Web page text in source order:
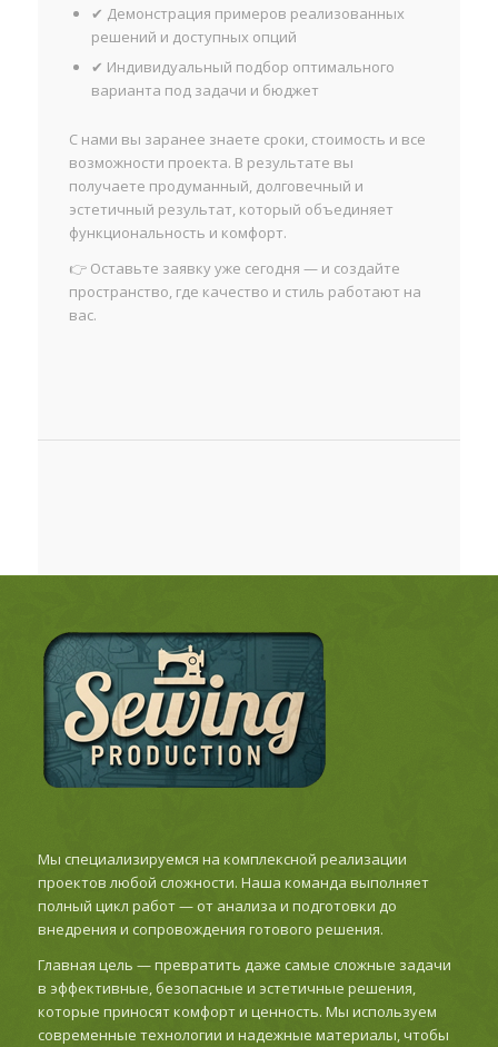
✔ Демонстрация примеров реализованных
решений и доступных опций
✔ Индивидуальный подбор оптимального
варианта под задачи и бюджет
С нами вы заранее знаете сроки, стоимость и все
возможности проекта. В результате вы
получаете продуманный, долговечный и
эстетичный результат, который объединяет
функциональность и комфорт.
👉 Оставьте заявку уже сегодня — и создайте
пространство, где качество и стиль работают на
вас.
Мы специализируемся на комплексной реализации
проектов любой сложности. Наша команда выполняет
полный цикл работ — от анализа и подготовки до
внедрения и сопровождения готового решения.
Главная цель — превратить даже самые сложные задачи
в эффективные, безопасные и эстетичные решения,
которые приносят комфорт и ценность. Мы используем
современные технологии и надежные материалы, чтобы